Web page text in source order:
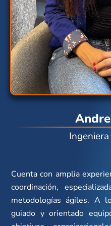
Cuenta con amplia
coordinación,
metodologías ágiles. A
guiado y orientado